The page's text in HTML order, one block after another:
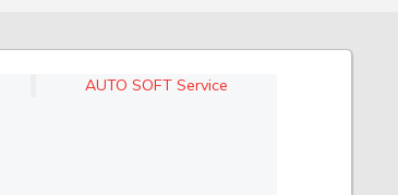
AUTO SOFT Service